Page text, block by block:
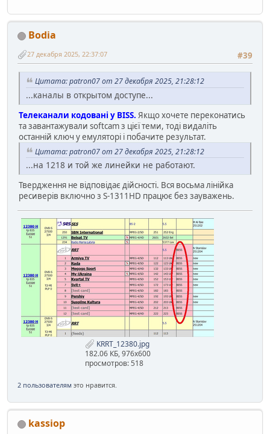
Bodia
#39
27 декабря 2025, 22:37:07
Цитата: patron07 от 27 декабря 2025, 21:28:12
...каналы в открытом доступе...
Телеканали кодовані у BISS. Якщо хочете переконатись
та завантажували softcam з цієї теми, тоді видаліть
останній ключ у емуляторі і побачите результат.
Цитата: patron07 от 27 декабря 2025, 21:28:12
...на 1218 и той же линейки не работают.
Твердження не відповідає дійсності. Вся восьма лінійка
ресиверів включно з S-1311HD працює без зауважень.
KRRT_12380.jpg
182.06 КБ, 976x600
просмотров: 518
2 пользователям это нравится.
kassiop